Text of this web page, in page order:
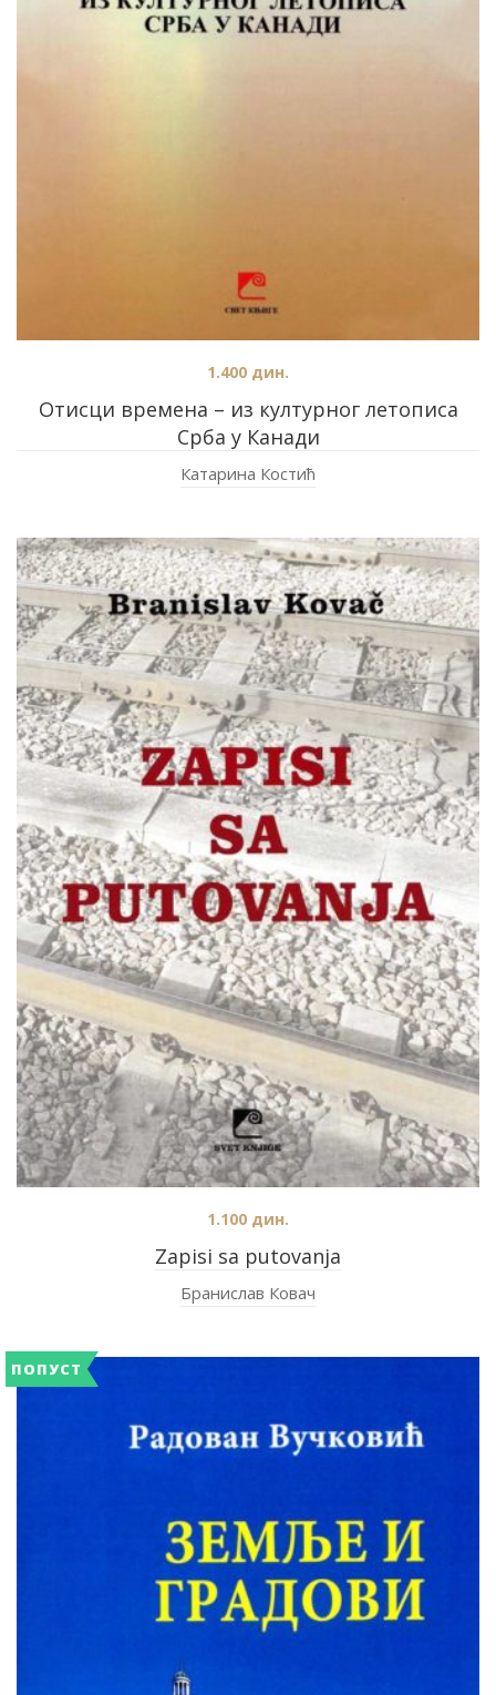
Отисци времена – из културног летописа
Срба у Канади
1.400 дин.
Катарина Костић
Zapisi sa putovanja
1.100 дин.
Бранислав Ковач
ПОПУСТ